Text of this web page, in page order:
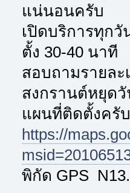
แน่นอนครับ
เปิดบริการทุกวั
ตั้ง 30-40 นาที
สอบถามรายละ
สงกรานต์หยุดวั
แผนที่ติดตั้งครับ
https://
พิกัด GPS